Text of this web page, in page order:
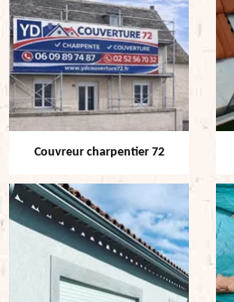
Couvreur charpentier 72